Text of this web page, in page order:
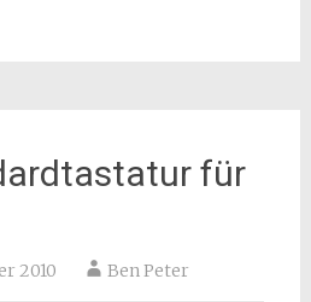
für
2010 Ben Peter